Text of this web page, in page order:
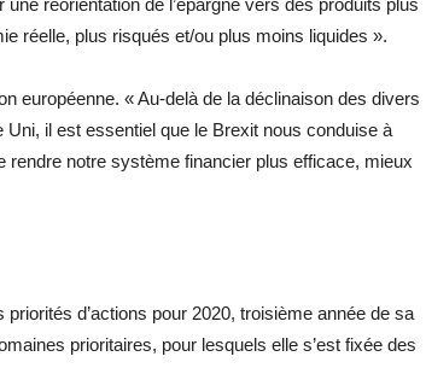
réorientation de l’épargne vers des produits plus
réelle, plus risqués et/ou plus moins liquides ».
européenne. « Au-delà de la déclinaison des divers
il est essentiel que le Brexit nous conduise à
rendre notre système financier plus efficace, mieux
d’actions pour 2020, troisième année de sa
prioritaires, pour lesquels elle s’est fixée des